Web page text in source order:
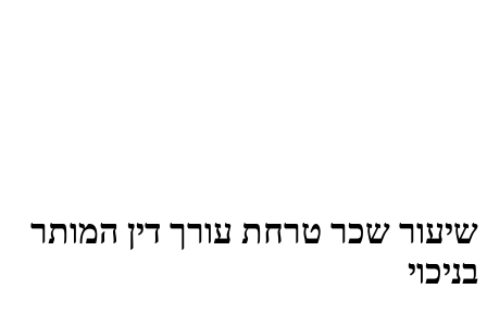
שיעור שכר טרחת עורך דין המותר
בניכוי